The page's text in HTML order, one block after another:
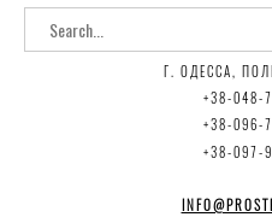
Г. ОДЕССА,
+38-048-
+38-096-
+38-097-